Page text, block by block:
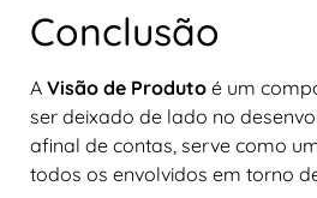
Conclusão
A Visão de Produto é um
ser deixado de lado no
afinal de contas, serve como
todos os envolvidos em torno